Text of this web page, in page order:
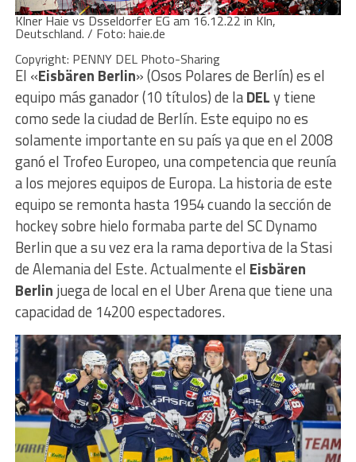
Klner Haie vs Dsseldorfer EG am 16.12.22 in Kln,
Deutschland. / Foto: haie.de
Copyright: PENNY DEL Photo-Sharing
El «Eisbären Berlin» (Osos Polares de Berlín) es el
equipo más ganador (10 títulos) de laDELy tiene
como sede la ciudad de Berlín. Este equipo no es
solamente importante en su país ya que en el 2008
ganó el Trofeo Europeo, una competencia que reunía
a los mejores equipos de Europa. La historia de este
equipo se remonta hasta 1954 cuando la sección de
hockey sobre hielo formaba parte del SC Dynamo
Berlin que a su vez era la rama deportiva de la Stasi
de Alemania del Este. Actualmente el Eisbären
Berlin juega de local en el Uber Arena que tiene una
capacidad de 14200 espectadores.